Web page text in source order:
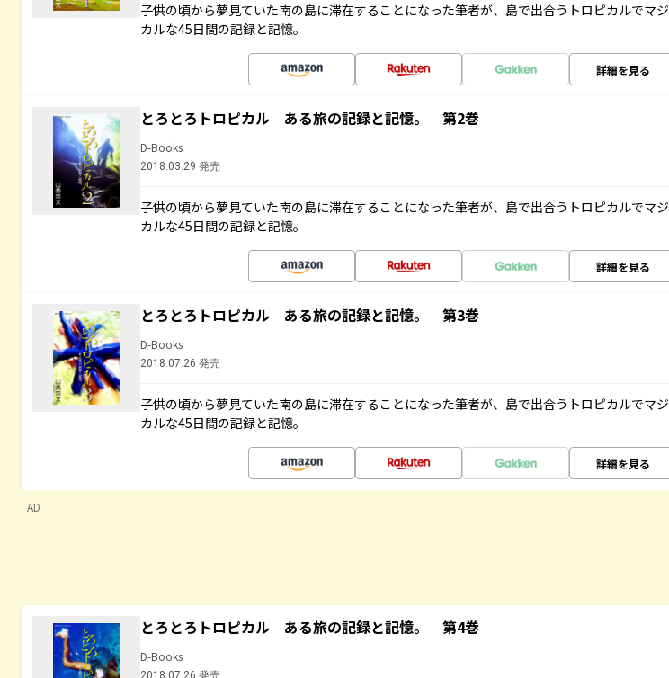
子供の頃から夢見ていた南の島に滞在することになった筆者が、島で出合うトロピカルでマジ
カルな45日間の記録と記憶。
詳細を見る
とろとろトロピカル ある旅の記録と記憶。 第2巻
D-Books
2018.03.29 発売
子供の頃から夢見ていた南の島に滞在することになった筆者が、島で出合うトロピカルでマジ
カルな45日間の記録と記憶。
詳細を見る
とろとろトロピカル ある旅の記録と記憶。 第3巻
D-Books
2018.07.26 発売
子供の頃から夢見ていた南の島に滞在することになった筆者が、島で出合うトロピカルでマジ
カルな45日間の記録と記憶。
詳細を見る
AD
とろとろトロピカル ある旅の記録と記憶。 第4巻
D-Books
2018.07.26 発売